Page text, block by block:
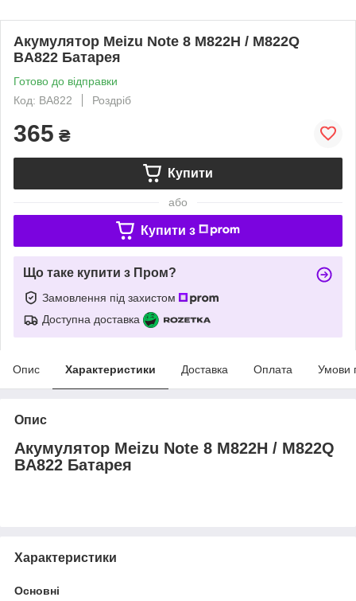
Акумулятор Meizu Note 8 M822H / M822Q
BA822 Батарея
Готово до відправки
Код: BA822
Роздріб
365 ₴
Купити
або
Купити з
Що таке купити з Пром?
Замовлення під захистом
Доступна доставка
Опис Характеристики Доставка Оплата Умови
Опис
Акумулятор Meizu Note 8 M822H / M822Q
BA822 Батарея
Характеристики
Основні